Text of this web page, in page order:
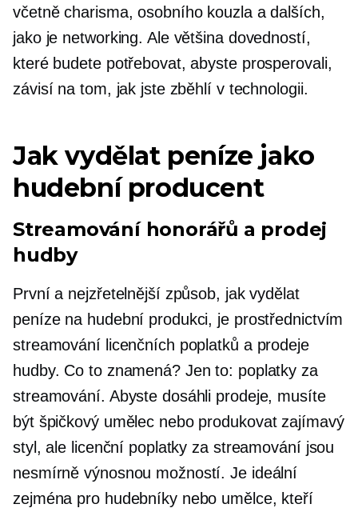
včetně charisma, osobního kouzla a dalších,
jako je networking. Ale většina dovedností,
které budete potřebovat, abyste prosperovali,
závisí na tom, jak jste zběhlí v technologii.
Jak vydělat peníze jako
hudební producent
Streamování honorářů a prodej
hudby
První a nejzřetelnější způsob, jak vydělat
peníze na hudební produkci, je prostřednictvím
streamování licenčních poplatků a prodeje
hudby. Co to znamená? Jen to: poplatky za
streamování. Abyste dosáhli prodeje, musíte
být špičkový umělec nebo produkovat zajímavý
styl, ale licenční poplatky za streamování jsou
nesmírně výnosnou možností. Je ideální
zejména pro hudebníky nebo umělce, kteří